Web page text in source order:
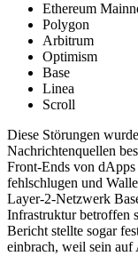
Ethereum
Polygon
Arbitrum
Optimism
Base
Linea
Scroll
Diese Störungen
Nachrichtenquellen
Front-Ends von
fehlschlugen und
Layer-2-Netzwerk
Infrastruktur betroffen
Bericht stellte sogar
einbrach, weil sein auf